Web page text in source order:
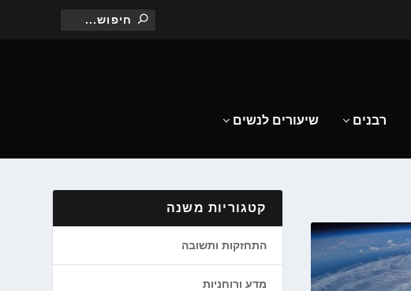
רבנים שיעורים לנשים
קטגוריות משנה
התחזקות ותשובה
מדע ורוחניות